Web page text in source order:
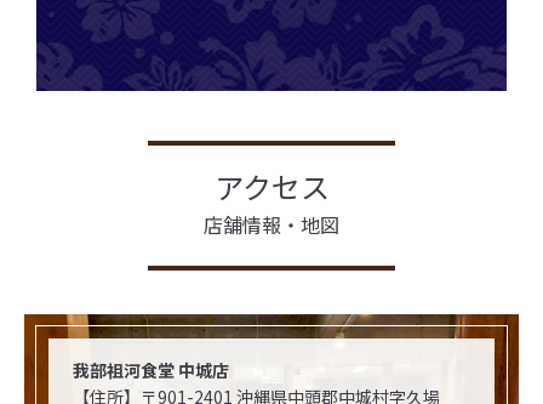
アクセス
店舗情報・地図
我部祖河食堂 中城店
【住所】〒901-2401 沖縄県中頭郡中城村字久場